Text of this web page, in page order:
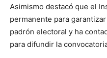
Asimismo destacó que el
permanente para
padrón electoral y ha
para difundir la